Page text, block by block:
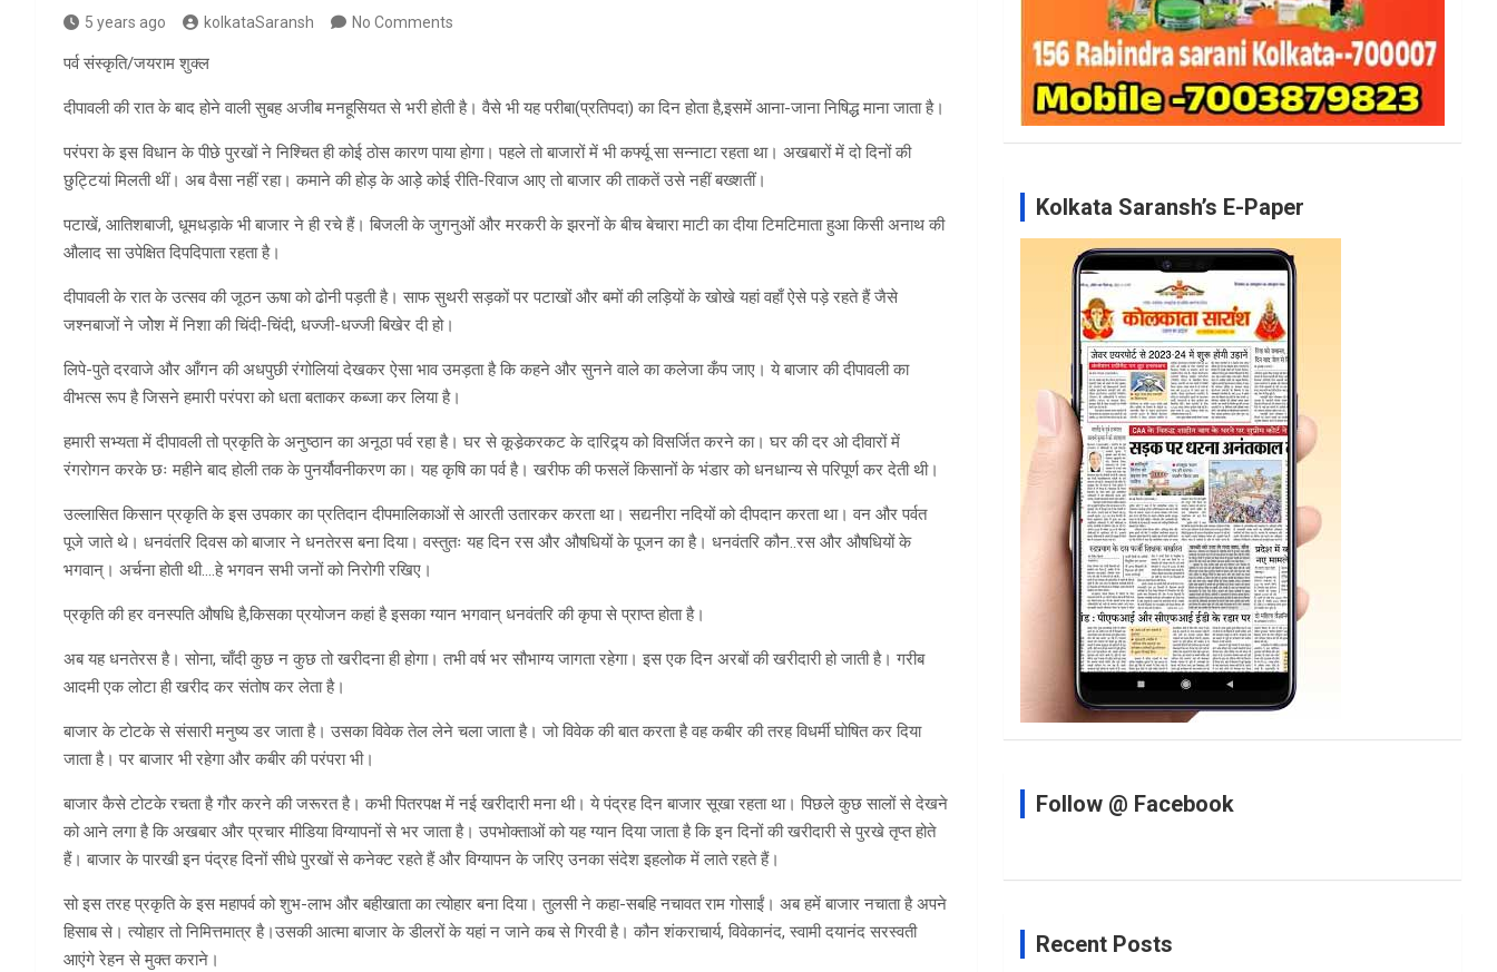
5 years ago kolkataSaransh No Comments
पर्व संस्कृति/जयराम शुक्ल
दीपावली की रात के बाद होने वाली सुबह अजीब मनहूसियत से भरी होती है। वैसे भी यह परीबा(प्रतिपदा) का दिन होता है,इसमें आना-जाना निषिद्ध माना जाता है।
परंपरा के इस विधान के पीछे पुरखों ने निश्चित ही कोई ठोस कारण पाया होगा। पहले तो बाजारों में भी कर्फ्यू सा सन्नाटा रहता था। अखबारों में दो दिनों की
छुट्टियां मिलती थीं। अब वैसा नहीं रहा। कमाने की होड़ के आड़ेे कोई रीति-रिवाज आए तो बाजार की ताकतें उसे नहीं बख्शतीं।
पटाखें, आतिशबाजी, धूमधड़ाके भी बाजार ने ही रचे हैं। बिजली के जुगनुओं और मरकरी के झरनों के बीच बेचारा माटी का दीया टिमटिमाता हुआ किसी अनाथ की
औलाद सा उपेक्षित दिपदिपाता रहता है।
दीपावली के रात के उत्सव की जूठन ऊषा को ढोनी पड़ती है। साफ सुथरी सड़कों पर पटाखों और बमों की लड़ियों के खोखे यहां वहाँ ऐसे पड़े रहते हैं जैसे
जश्नबाजों ने जोेश में निशा की चिंदी-चिंदी, धज्जी-धज्जी बिखेर दी हो।
लिपे-पुते दरवाजे और आँगन की अधपुछी रंगोलियां देखकर ऐसा भाव उमड़ता है कि कहने और सुनने वाले का कलेजा कँप जाए। ये बाजार की दीपावली का
वीभत्स रूप है जिसने हमारी परंपरा को धता बताकर कब्जा कर लिया है।
हमारी सभ्यता में दीपावली तो प्रकृति के अनुष्ठान का अनूठा पर्व रहा है। घर से कूडे़करकट के दारिद्र्य को विसर्जित करने का। घर की दर ओ दीवारों में
रंगरोगन करके छः महीने बाद होली तक के पुनर्यौवनीकरण का। यह कृषि का पर्व है। खरीफ की फसलें किसानों के भंडार को धनधान्य से परिपूर्ण कर देती थी।
उल्लासित किसान प्रकृति के इस उपकार का प्रतिदान दीपमालिकाओं से आरती उतारकर करता था। सद्यनीरा नदियों को दीपदान करता था। वन और पर्वत
पूजे जाते थे। धनवंतरि दिवस को बाजार ने धनतेरस बना दिया। वस्तुतः यह दिन रस और औषधियों के पूजन का है। धनवंतरि कौन..रस और औषधियों के
भगवान्। अर्चना होती थी….हे भगवन सभी जनों को निरोगी रखिए।
प्रकृति की हर वनस्पति औषधि है,किसका प्रयोजन कहां है इसका ग्यान भगवान् धनवंतरि की कृपा से प्राप्त होता है।
अब यह धनतेरस है। सोना, चाँदी कुछ न कुछ तो खरीदना ही होगा। तभी वर्ष भर सौभाग्य जागता रहेगा। इस एक दिन अरबों की खरीदारी हो जाती है। गरीब
आदमी एक लोटा ही खरीद कर संतोष कर लेता है।
बाजार के टोटके से संसारी मनुष्य डर जाता है। उसका विवेक तेल लेने चला जाता है। जो विवेक की बात करता है वह कबीर की तरह विधर्मी घोषित कर दिया
जाता है। पर बाजार भी रहेगा और कबीर की परंपरा भी।
बाजार कैसे टोटके रचता है गौर करने की जरूरत है। कभी पितरपक्ष में नई खरीदारी मना थी। ये पंद्रह दिन बाजार सूखा रहता था। पिछले कुछ सालों से देखने
को आने लगा है कि अखबार और प्रचार मीडिया विग्यापनों से भर जाता है। उपभोक्ताओं को यह ग्यान दिया जाता है कि इन दिनों की खरीदारी से पुरखे तृप्त होते
हैं। बाजार के पारखी इन पंद्रह दिनों सीधे पुरखों से कनेक्ट रहते हैं और विग्यापन के जरिए उनका संदेश इहलोक में लाते रहते हैं।
सो इस तरह प्रकृति के इस महापर्व को शुभ-लाभ और बहीखाता का त्योहार बना दिया। तुलसी ने कहा-सबहि नचावत राम गोसाईं। अब हमें बाजार नचाता है अपने
हिसाब से। त्योहार तो निमित्तमात्र है।उसकी आत्मा बाजार के डीलरों के यहां न जाने कब से गिरवी है। कौन शंकराचार्य, विवेकानंद, स्वामी दयानंद सरस्वती
आएंगे रेहन से मुक्त कराने।
Kolkata Saransh’s E-Paper
Follow @ Facebook
Recent Posts